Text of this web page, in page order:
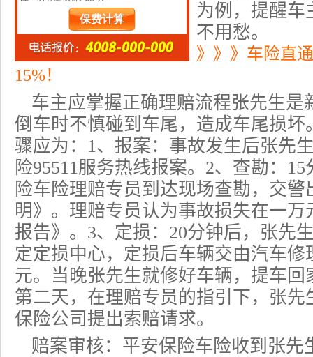
为例，提醒车
不用愁。
》》》车险直
15%！
车主应掌握正确理赔流程张先生是
倒车时不慎碰到车尾，造成车尾损
骤应为：1、报案：事故发生后张先
险95511服务热线报案。2、查勘：
险车险理赔专员到达现场查勘，交
明》。理赔专员认为事故损失在一
报告》。3、定损：20分钟后，张先
定定损中心，定损后车辆交由汽车修
元。当晚张先生就修好车辆，提车
第二天，在理赔专员的指引下，张
保险公司提出索赔请求。
赔案审核：平安保险车险收到张先